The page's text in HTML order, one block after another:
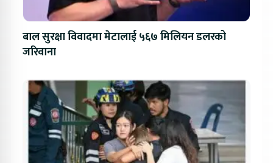
बाल सुरक्षा विवादमा मेटालाई ५६७ मिलियन डलरको
जरिवाना